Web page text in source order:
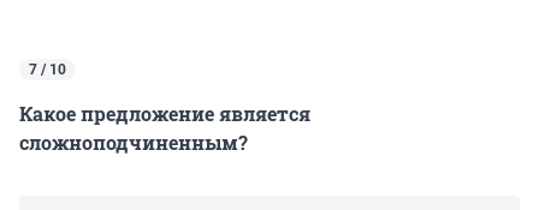
7 / 10
Какое предложение является
сложноподчиненным?